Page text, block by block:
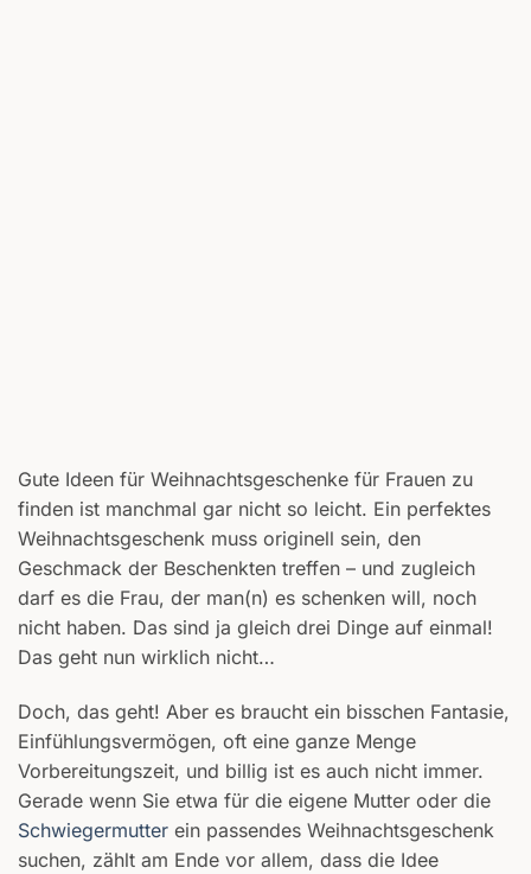
Gute Ideen für Weihnachtsgeschenke für Frauen zu
finden ist manchmal gar nicht so leicht. Ein perfektes
Weihnachtsgeschenk muss originell sein, den
Geschmack der Beschenkten treffen – und zugleich
darf es die Frau, der man(n) es schenken will, noch
nicht haben. Das sind ja gleich drei Dinge auf einmal!
Das geht nun wirklich nicht…
Doch, das geht! Aber es braucht ein bisschen Fantasie,
Einfühlungsvermögen, oft eine ganze Menge
Vorbereitungszeit, und billig ist es auch nicht immer.
Gerade wenn Sie etwa für die eigene Mutter oder die
Schwiegermutter ein passendes Weihnachtsgeschenk
suchen, zählt am Ende vor allem, dass die Idee